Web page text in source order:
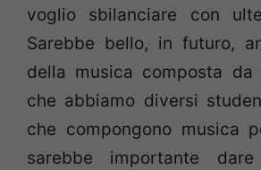
voglio sbilanciare con
Sarebbe bello, in futuro,
della musica composta da
che abbiamo diversi
che compongono musica
sarebbe importante